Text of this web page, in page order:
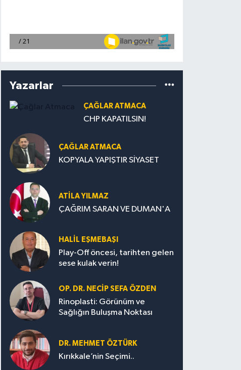
Yazarlar
ÇAĞLAR ATMACA
CHP KAPATILSIN!
ÇAĞLAR ATMACA
KOPYALA YAPIŞTIR SİYASET
ATILA YILMAZ
ÇAĞRIM SARAN VE DUMAN'A
HALIL EŞMEBAŞI
Play-Off öncesi, tarihten gelen
sese kulak verin!
OP. DR. NECIP SEFA ÖZDEN
Rinoplasti: Görünüm ve
Sağlığın Buluşma Noktası
DR. MEHMET ÖZTÜRK
Kırıkkale’nin Seçimi..